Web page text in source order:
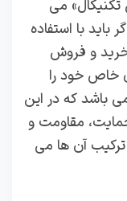
می
باید با استفاده
خرید و فروش
خاص خود را
باشد که در این
مقاومت و
آن ها می